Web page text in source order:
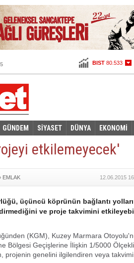
BIST 80.533
Altın103,216
GÜNDEM SİYASET DÜNYA EKONOMİ
etkilemeyecek'
EMLAK 12.06.2015
üçüncü köprünün bağlantı
ve proje takvimini
(KGM), Kuzey Marmara
Bölgesi Geçişlerine İlişkin 1/5000 Ölçekli
projenin genelini ilgilendiren veya